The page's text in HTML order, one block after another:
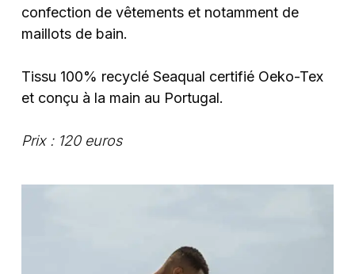
confection de vêtements et notamment de
maillots de bain.
Tissu 100% recyclé Seaqual certifié Oeko-Tex
et conçu à la main au Portugal.
Prix : 120 euros